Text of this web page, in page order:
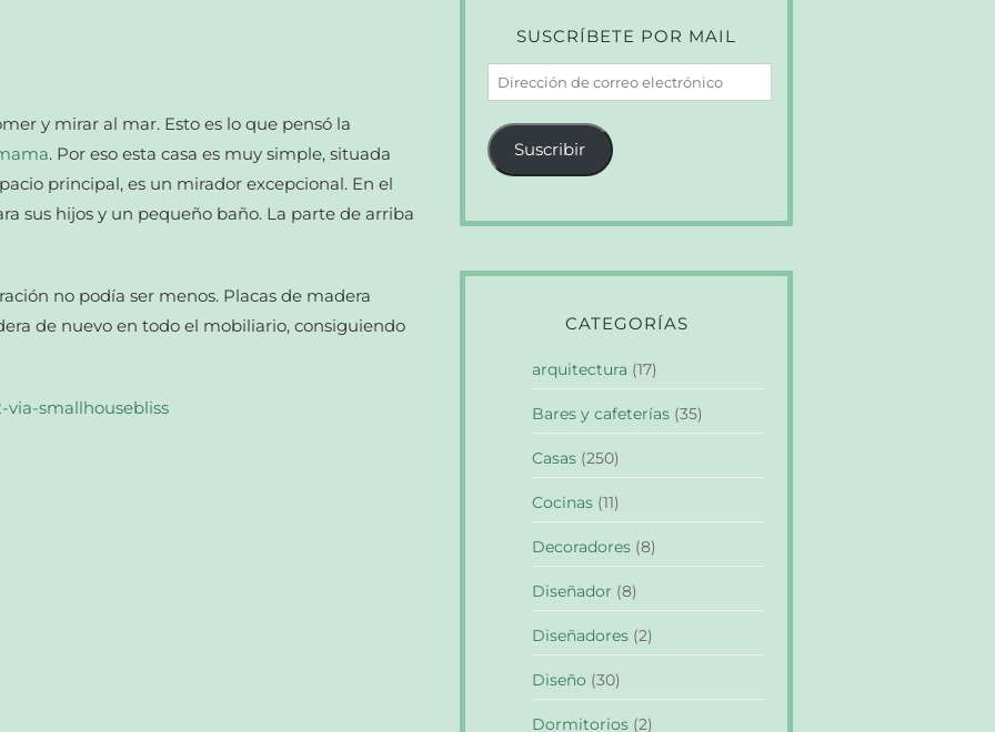
y mirar al mar. Esto es lo que pensó la
. Por eso esta casa es muy simple, situada
principal, es un mirador excepcional. En el
sus hijos y un pequeño baño. La parte de arriba
no podía ser menos. Placas de madera
de nuevo en todo el mobiliario, consiguiendo
SUSCRÍBETE POR MAIL
Dirección
de
correo
electrónico
Suscribir
CATEGORÍAS
arquitectura (17)
Bares y cafeterías (35)
Casas (250)
Cocinas (11)
Decoradores (8)
Diseñador (8)
Diseñadores (2)
Diseño (30)
Dormitorios (2)